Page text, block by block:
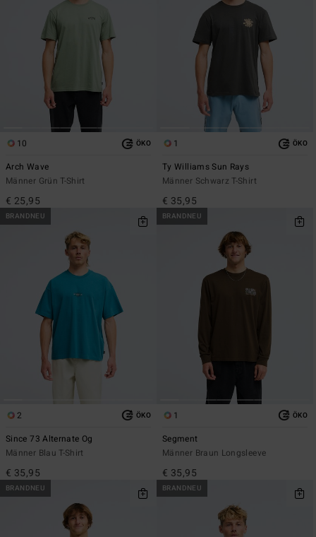
10 ÖKO
Arch Wave
Männer Grün T-Shirt
€ 25,95
1 ÖKO
Ty Williams Sun Rays
Männer Schwarz T-Shirt
€ 35,95
BRANDNEU
2 ÖKO
Since 73 Alternate Og
Männer Blau T-Shirt
€ 35,95
BRANDNEU
1 ÖKO
Segment
Männer Braun Longsleeve
€ 35,95
BRANDNEU BRANDNEU